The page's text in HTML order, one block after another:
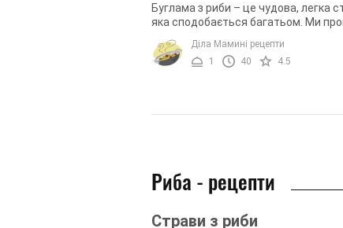
Буглама з риби – це чудова, легка
яка сподобається багатьом. Ми
страва відмінно підійде ...
Діла Мамині рецепти
1
40 4.5
Риба - рецепти
Страви з риби